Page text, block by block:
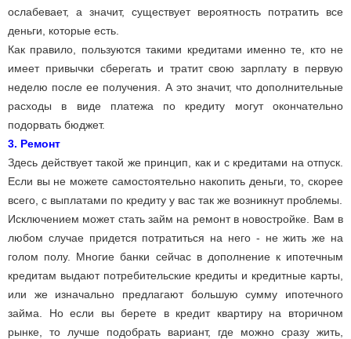
ослабевает, а значит, существует вероятность потратить все
деньги, которые есть.
Как правило, пользуются такими кредитами именно те, кто не
имеет привычки сберегать и тратит свою зарплату в первую
неделю после ее получения. А это значит, что дополнительные
расходы в виде платежа по кредиту могут окончательно
подорвать бюджет.
3. Ремонт
Здесь действует такой же принцип, как и с кредитами на отпуск.
Если вы не можете самостоятельно накопить деньги, то, скорее
всего, с выплатами по кредиту у вас так же возникнут проблемы.
Исключением может стать займ на ремонт в новостройке. Вам в
любом случае придется потратиться на него - не жить же на
голом полу. Многие банки сейчас в дополнение к ипотечным
кредитам выдают потребительские кредиты и кредитные карты,
или же изначально предлагают большую сумму ипотечного
займа. Но если вы берете в кредит квартиру на вторичном
рынке, то лучше подобрать вариант, где можно сразу жить,